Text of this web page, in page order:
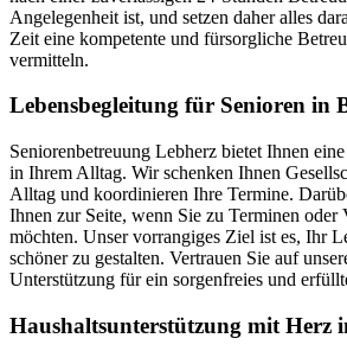
Angelegenheit ist, und setzen daher alles
Zeit eine kompetente und fürsorgliche
vermitteln.
Lebensbegleitung für Senioren in
Seniorenbetreuung Lebherz bietet Ihnen
in Ihrem Alltag. Wir schenken Ihnen
Alltag und koordinieren Ihre Termine.
Ihnen zur Seite, wenn Sie zu Terminen oder
möchten. Unser vorrangiges Ziel ist es, Ihr
schöner zu gestalten. Vertrauen Sie auf
Unterstützung für ein sorgenfreies und
Haushalts­unterstützung mit Herz